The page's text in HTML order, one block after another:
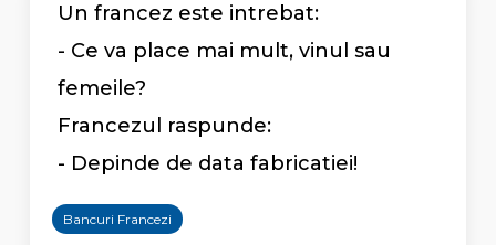
Un francez este intrebat:
- Ce va place mai mult, vinul sau
femeile?
Francezul raspunde:
- Depinde de data fabricatiei!
Bancuri Francezi